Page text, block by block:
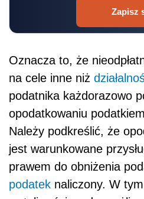
Zapisz
Oznacza to, że
na cele inne niż
podatnika każdorazowo
opodatkowaniu
Należy podkreślić, że
jest warunkowane
prawem do obniżenia
podatek naliczony. W